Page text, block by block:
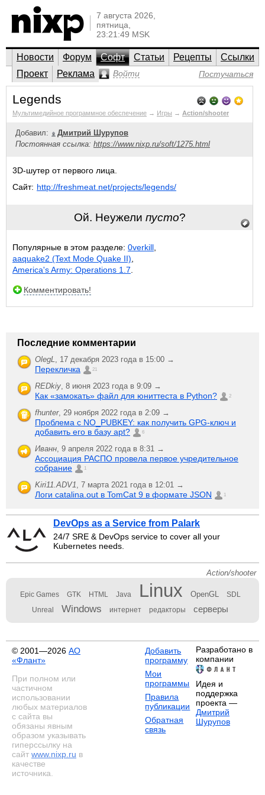
7 августа 2026,
пятница,
23:21:49 MSK
Новости Форум Софт Статьи Рецепты
Ссылки
Проект
Реклама Войти Постучаться
Legends
Мультимедийное программное обеспечение → Игры → Action/shooter
Добавил:
Дмитрий Шурупов
Постоянная ссылка: https://www.nixp.ru/soft/1275.html
3D-шутер от первого лица.
Сайт: http://freshmeat.net/projects/legends/
Ой. Неужели пусто?
Популярные в этом разделе: 0verkill
aaquake2 (Text Mode Quake II)
America's Army: Operations 1.7
Комментировать!
Последние комментарии
OlegL, 17 декабря 2023 года в 15:00 →
Перекличка 21
REDkiy, 8 июня 2023 года в 9:09 →
Как «замокать» файл для юниттеста в Python? 2
fhunter, 29 ноября 2022 года в 2:09 →
Проблема с NO_PUBKEY: как получить GPG-ключ и
добавить его в базу apt?
6
Иванн, 9 апреля 2022 года в 8:31 →
Ассоциация РАСПО провела первое учредительное
собрание
1
Kiri11.ADV1, 7 марта 2021 года в 12:01 →
Логи catalina.out в TomCat 9 в формате JSON 1
DevOps as a Service from Palark
24/7 SRE & DevOps service to cover all your
Kubernetes needs.
Action/shooter
Epic Games GTK HTML Java Linux OpenGL SDL
Unreal Windows интернет редакторы серверы
© 2001—2026 АО
«Флант»
При полном или
частичном
использовании
любых материалов
с сайта вы
обязаны явным
образом указывать
гиперссылку на
сайт www.nixp.ru в
качестве
источника.
Добавить
программу
Мои
программы
Правила
публикации
Обратная
связь
Разработано в
компании
Идея и
поддержка
проекта —
Дмитрий
Шурупов